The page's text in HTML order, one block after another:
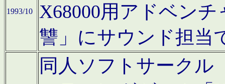
1993/10
X68000用アドベン
讐」にサウンド担当
同人ソフトサークル